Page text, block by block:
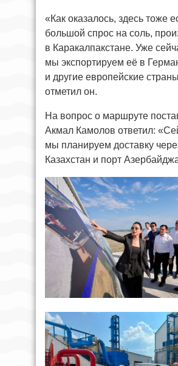
«Как оказалось, здесь тоже
большой спрос на соль,
в Каракалпакстане. Уже
мы экспортируем её в
и другие европейские
отметил он.
На вопрос о маршруте
Акмал Камолов ответил:
мы планируем доставку
Казахстан и порт